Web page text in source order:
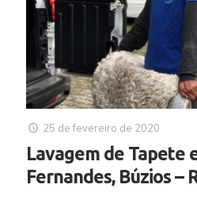
25 de fevereiro de 2020
Lavagem de Tapete
Fernandes, Búzios –